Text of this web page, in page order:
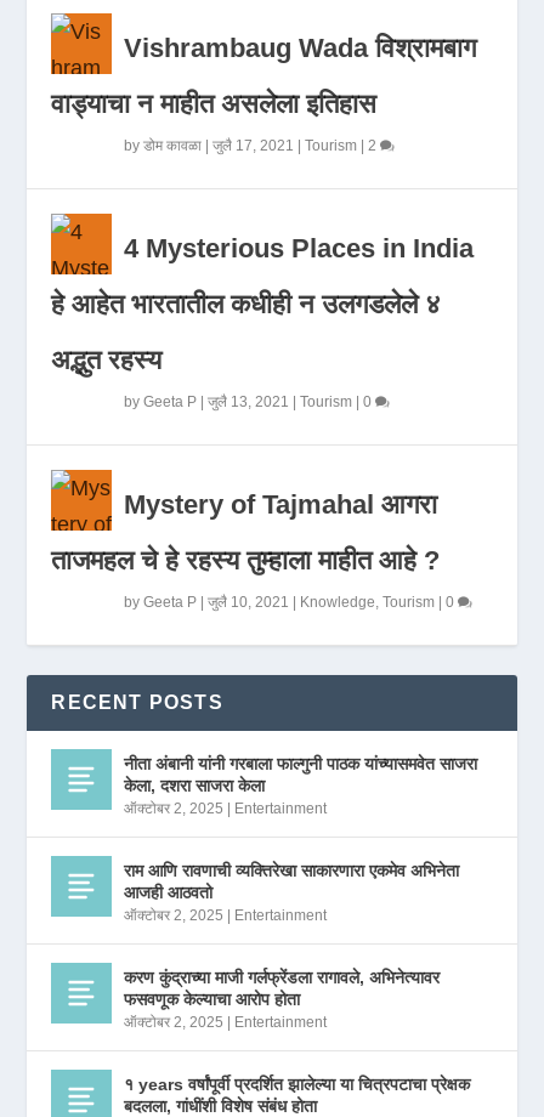
Vishrambaug Wada विश्रामबाग
वाड्याचा न माहीत असलेला इतिहास
byडोम कावळा |जुलै 17, 2021 |Tourism | 2
4 Mysterious Places in India
हे आहेत भारतातील कधीही न उलगडलेले ४
अद्भुत रहस्य
byGeeta P |जुलै 13, 2021 |Tourism |0
Mystery of Tajmahal आगरा
ताजमहल चे हे रहस्य तुम्हाला माहीत आहे ?
byGeeta P |जुलै 10, 2021 | Knowledge ,Tourism |0
RECENT POSTS
नीता अंबानी यांनी गरबाला फाल्गुनी पाठक यांच्यासमवेत साजरा
केला, दशरा साजरा केला
ऑक्टोबर 2, 2025 | Entertainment
राम आणि रावणाची व्यक्तिरेखा साकारणारा एकमेव अभिनेता
आजही आठवतो
ऑक्टोबर 2, 2025 | Entertainment
करण कुंद्राच्या माजी गर्लफ्रेंडला रागावले, अभिनेत्यावर
फसवणूक केल्याचा आरोप होता
ऑक्टोबर 2, 2025 | Entertainment
१ years वर्षांपूर्वी प्रदर्शित झालेल्या या चित्रपटाचा प्रेक्षक
बदलला, गांधींशी विशेष संबंध होता